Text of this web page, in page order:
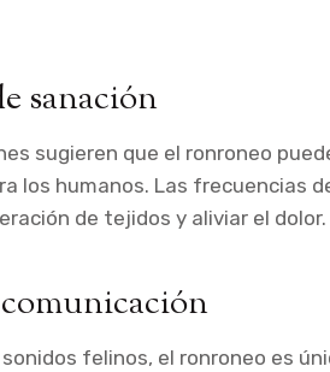
sanación
sugieren que el ronroneo
los humanos. Las frecuencias
de tejidos y aliviar el dolor.
felinos, el ronroneo es